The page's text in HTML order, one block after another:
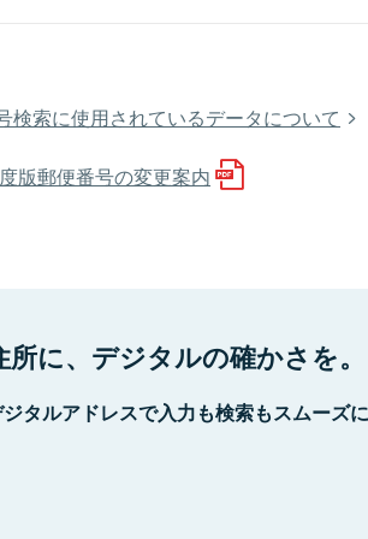
検索に使用されているデータについて
版郵便番号の変更案内
所に、デジタルの確かさを。
タルアドレスで入力も検索もスムーズ